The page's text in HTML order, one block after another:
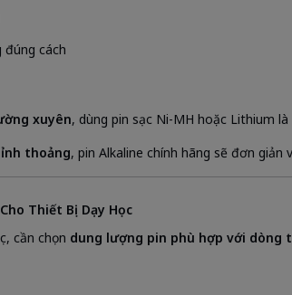
đúng cách
xuyên, dùng pin sạc Ni-MH hoặc Lithium là
thoảng, pin Alkaline chính hãng sẽ đơn giản
Thiết Bị Dạy Học
cần chọn dung lượng pin phù hợp với dòng